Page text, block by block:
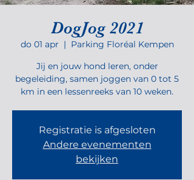
DogJog 2021
do 01 apr
  |
Parking Floréal Kempen
Jij en jouw hond leren, onder
begeleiding, samen joggen van 0 tot 5
km in een lessenreeks van 10 weken.
Registratie is afgesloten
Andere evenementen
bekijken